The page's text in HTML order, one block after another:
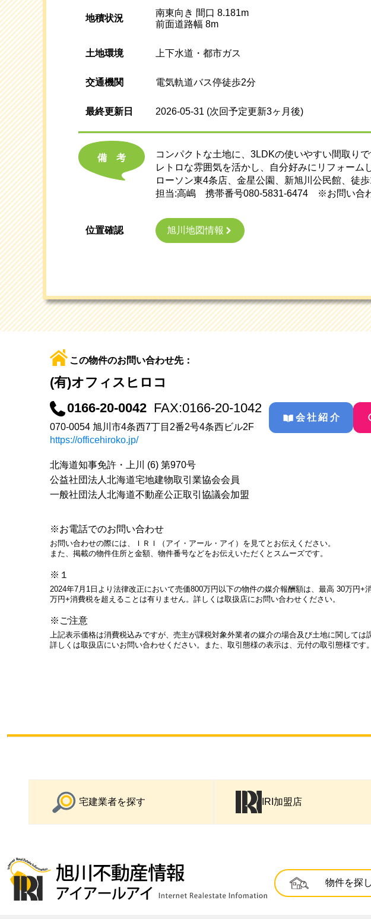
地積状況
南東向き 間口 8.181m
前面道路幅 8m
土地環境
上下水道・都市ガス
交通機関
電気軌道バス停徒歩2分
最終更新日 2026-05-31 (次回予定更新3ヶ月後)
備考
コンパクトな土地に、3LDKの使いやすい間取り
レトロな雰囲気を活かし、自分好みにリフォー
ローソン東4条店、金星公園、新旭川公民館、徒
担当:高嶋 携帯番号080-5831-6474 ※お問い合わ
位置確認 旭川地図情報
この物件のお問い合わせ先：
(有)オフィスヒロコ
0166-20-0042 FAX:0166-20-1042
070-0054 旭川市4条西7丁目2番2号4条西ビル2F
https://officehiroko.jp/
会社紹介
北海道知事免許・上川 (6) 第970号
公益社団法人北海道宅地建物取引業協会会員
一般社団法人北海道不動産公正取引協議会加盟
※お電話でのお問い合わせ
お問い合わせの際には、ＩＲＩ（アイ・アール・アイ）を見てとお伝えください。
また、掲載の物件住所と金額、物件番号などをお伝えいただくとスムーズです。
※１
2024年7月1日より法律改正において売価800万円以下の物件の媒介報酬額は、最高 30万円
万円+消費税を超えることは有りません。詳しくは取扱店にお問い合わせください。
※ご注意
上記表示価格は消費税込みですが、売主が課税対象外業者の媒介の場合及び土地に関しては
詳しくは取扱店にいお問い合わせください。また、取引態様の表示は、元付の取引態様で
宅建業者を探す IRI加盟店
物件を探